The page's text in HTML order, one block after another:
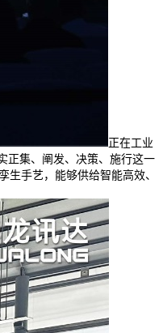
正在工业
正集、阐发、决策、施行这一
手艺，能够供给智能高效、